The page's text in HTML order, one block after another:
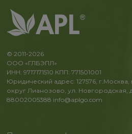
© 2011-2026
ООО «ГЛБЭПЛ»
ИНН: 9717171510 КПП: 771501001
Юридический адрес: 127576,
округ Лианозово, ул. Новгородская, д.
88002005388 info@aplgo.com